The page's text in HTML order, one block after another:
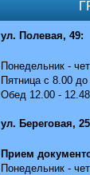
ул. Полевая, 49:
Понедельник -
Пятница с 8.00
Обед 12.00 - 12.48
ул. Береговая,
Прием
Понедельник -